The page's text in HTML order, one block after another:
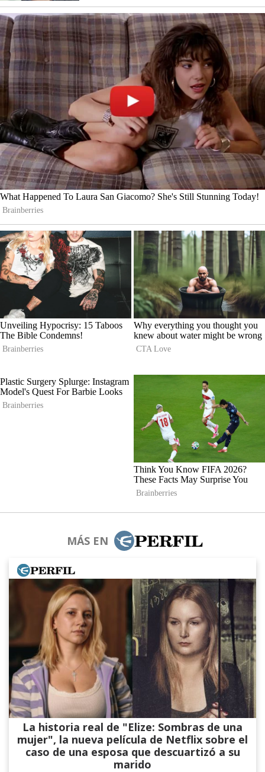
MÁS EN
La historia real de "Elize: Sombras de una
mujer", la nueva película de Netflix sobre el
caso de una esposa que descuartizó a su
marido